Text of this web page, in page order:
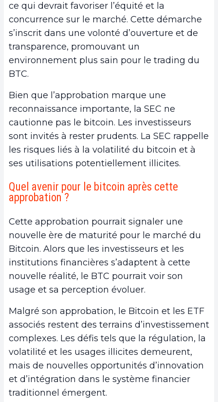
ce qui devrait favoriser l’équité et la
concurrence sur le marché. Cette démarche
s’inscrit dans une volonté d’ouverture et de
transparence, promouvant un
environnement plus sain pour le trading du
BTC.
Bien que l’approbation marque une
reconnaissance importante, la SEC ne
cautionne pas le bitcoin. Les investisseurs
sont invités à rester prudents. La SEC rappelle
les risques liés à la volatilité du bitcoin et à
ses utilisations potentiellement illicites.
Quel avenir pour le bitcoin après cette
approbation ?
Cette approbation pourrait signaler une
nouvelle ère de maturité pour le marché du
Bitcoin. Alors que les investisseurs et les
institutions financières s’adaptent à cette
nouvelle réalité, le BTC pourrait voir son
usage et sa perception évoluer.
Malgré son approbation, le Bitcoin et les ETF
associés restent des terrains d’investissement
complexes. Les défis tels que la régulation, la
volatilité et les usages illicites demeurent,
mais de nouvelles opportunités d’innovation
et d’intégration dans le système financier
traditionnel émergent.